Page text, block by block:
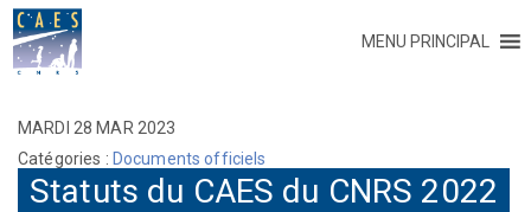
MENU PRINCIPAL
MARDI 28 MAR 2023
Catégories : Documents officiels
Statuts du CAES du CNRS 2022